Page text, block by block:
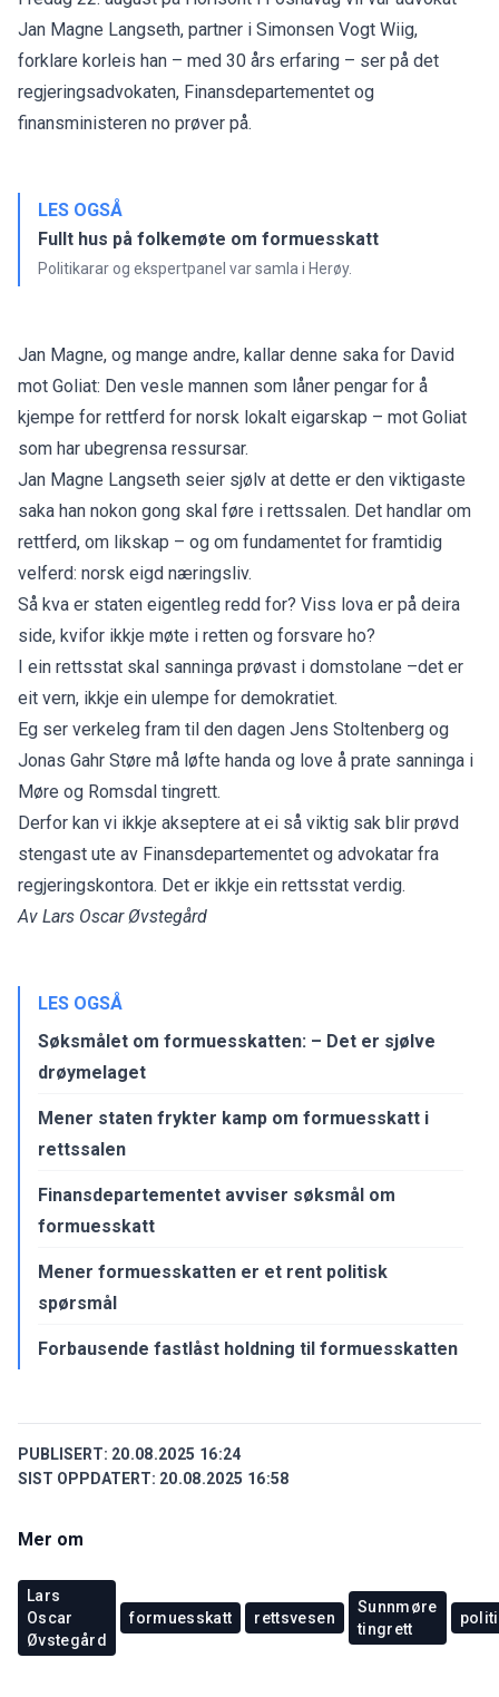
Jan Magne Langseth, partner i Simonsen Vogt Wiig,
forklare korleis han – med 30 års erfaring – ser på det
regjeringsadvokaten, Finansdepartementet og
finansministeren no prøver på.
LES OGSÅ
Fullt hus på folkemøte om formuesskatt
Politikarar og ekspertpanel var samla i Herøy.
Jan Magne, og mange andre, kallar denne saka for David
mot Goliat: Den vesle mannen som låner pengar for å
kjempe for rettferd for norsk lokalt eigarskap – mot Goliat
som har ubegrensa ressursar.
Jan Magne Langseth seier sjølv at dette er den viktigaste
saka han nokon gong skal føre i rettssalen. Det handlar om
rettferd, om likskap – og om fundamentet for framtidig
velferd: norsk eigd næringsliv.
Så kva er staten eigentleg redd for? Viss lova er på deira
side, kvifor ikkje møte i retten og forsvare ho?
I ein rettsstat skal sanninga prøvast i domstolane –det er
eit vern, ikkje ein ulempe for demokratiet.
Eg ser verkeleg fram til den dagen Jens Stoltenberg og
Jonas Gahr Støre må løfte handa og love å prate sanninga i
Møre og Romsdal tingrett.
Derfor kan vi ikkje akseptere at ei så viktig sak blir prøvd
stengast ute av Finansdepartementet og advokatar fra
regjeringskontora. Det er ikkje ein rettsstat verdig.
Av Lars Oscar Øvstegård
LES OGSÅ
Søksmålet om formuesskatten: – Det er sjølve
drøymelaget
Mener staten frykter kamp om formuesskatt i
rettssalen
Finansdepartementet avviser søksmål om
formuesskatt
Mener formuesskatten er et rent politisk
spørsmål
Forbausende fastlåst holdning til formuesskatten
PUBLISERT: 20.08.2025 16:24
SIST OPPDATERT: 20.08.2025 16:58
Mer om
Lars
Oscar
Øvstegård
formuesskatt rettsvesen
Sunnmøre
tingrett